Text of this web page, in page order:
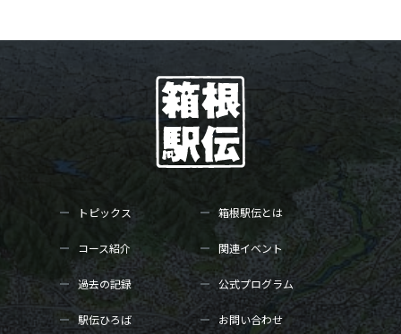
トピックス 箱根駅伝とは
コース紹介 関連イベント
過去の記録 公式プログラム
駅伝ひろば お問い合わせ